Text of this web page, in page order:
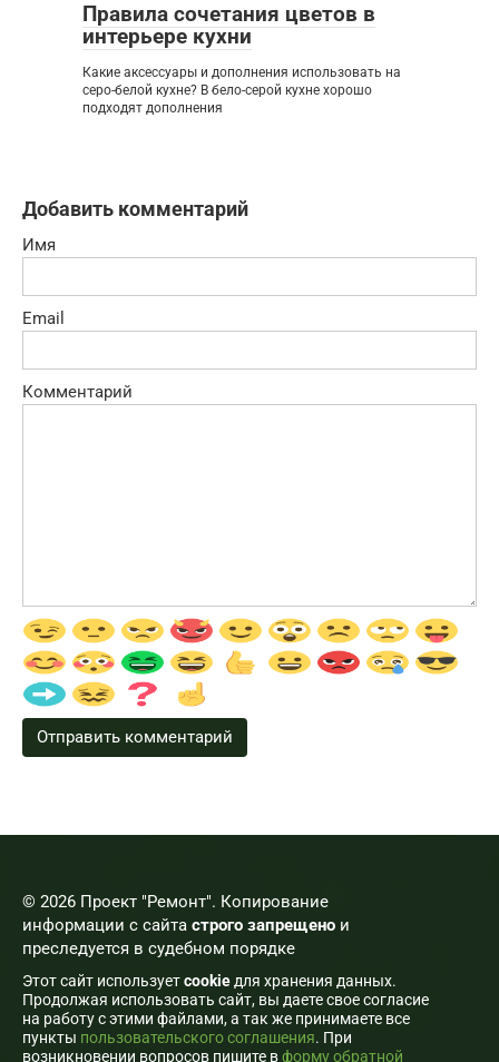
Правила сочетания цветов в
интерьере кухни
Какие аксессуары и дополнения использовать на
серо-белой кухне? В бело-серой кухне хорошо
подходят дополнения
Добавить комментарий
Имя
Email
Комментарий
© 2026 Проект "Ремонт". Копирование
информации с сайта строго запрещено и
преследуется в судебном порядке
Этот сайт используетcookie для хранения данных.
Продолжая использовать сайт, вы даете свое согласие
на работу с этими файлами, а так же принимаете все
пункты пользовательского соглашения. При
возникновении вопросов пишите вформу обратной